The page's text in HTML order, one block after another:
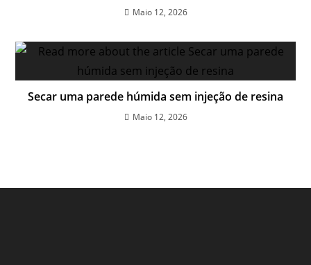
Maio 12, 2026
Secar uma parede húmida sem injeção de resina
Maio 12, 2026